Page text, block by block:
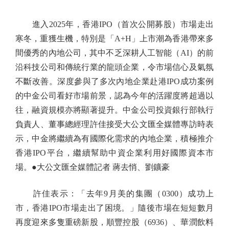
進入2025年，香港IPO（首次公開募股）市場走出
寒冬，重獲生機，特別是「A+H」上市潮為香港帶來多
間優秀的內地公司，其中不乏深耕人工智能（AI）的前
沿科技公司和傳統行業的龍頭企業，令市場信心及氣氛
不斷改善。深度參與了多次內地企業赴港IPO成功案例
的中金公司看好市場前景，認為今年的活躍度將超過以
往，融資規模亦將顯著提升。中金公司投資銀行部執行
負責人、董事總經理許佳接受大公文匯全媒體專訪時表
示，中金將繼續為有國際化需求的內地企業，積極推介
香港IPO平台，繼續幫助中資企業利用好國際資本市
場。●大公文匯全媒體記者 蔣去悄、劉鑛豪
許佳表示：「去年9月美的集團（0300）成功上
市，香港IPO市場走出了困境。」隨後市場在短短數月
再度迎來多隻重磅新股，順豐控股（6936）、華潤飲料